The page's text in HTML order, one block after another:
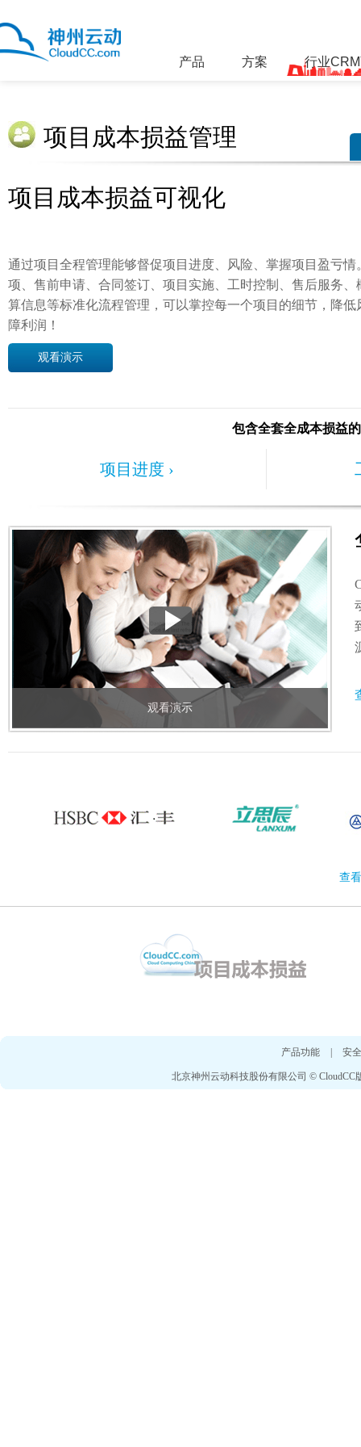
产品 方案 行业
项目成本损益管理
项目成本损益可视化
通过项目全程管理能够督促项目进度、风险、掌握项目盈亏情
项、售前申请、合同签订、项目实施、工时控制、售后服务、
算信息等标准化流程管理，可以掌控每一个项目的细节，降低
障利润！
观看演示
包含全套全成本损益
项目进度 ›
观看演示
查
产品功能 安
北京神州云动科技股份有限公司 ©